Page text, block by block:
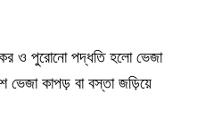
ও পুরোনো পদ্ধতি হলো ভেজা
ভেজা কাপড় বা বস্তা জড়িয়ে